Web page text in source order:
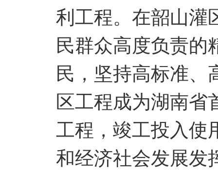
利工程。在韶山灌
民群众高度负责的
民，坚持高标准、
区工程成为湖南省
工程，竣工投入使
和经济社会发展发